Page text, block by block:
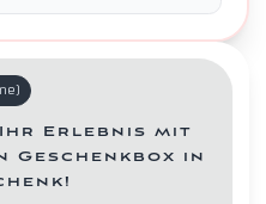
)
Erlebnis mit
Geschenkbox in